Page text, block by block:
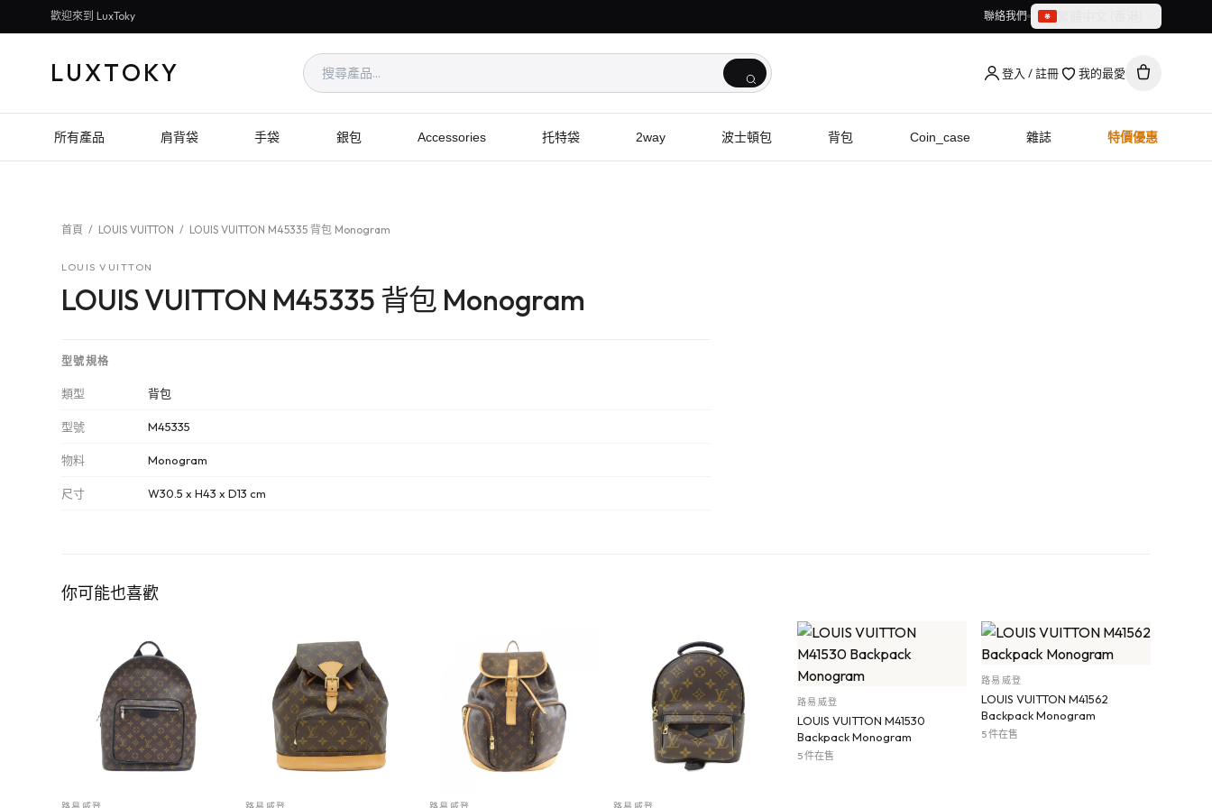
歡迎來到 LuxToky 聯絡我們
繁體中文（香港）
LUXTOKY 登入 / 註冊 我的最愛
所有產品 肩背袋 手袋 銀包 Accessories 托特袋 2way 波士頓包 背包 Coin_case 雜誌 特價優惠
首頁 / LOUIS VUITTON / LOUIS VUITTON M45335 背包 Monogram
LOUIS VUITTON
LOUIS VUITTON M45335 背包 Monogram
型號規格
類型 背包
型號 M45335
物料 Monogram
尺寸 W30.5 x H43 x D13 cm
你可能也喜歡
路易威登
LOUIS VUITTON M41530
Backpack Monogram
5 件在售
路易威登
LOUIS VUITTON M41562
Backpack Monogram
5 件在售